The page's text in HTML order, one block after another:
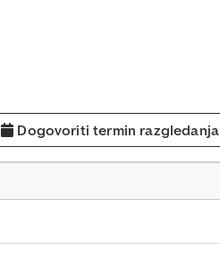
Dogovoriti termin razgledanja